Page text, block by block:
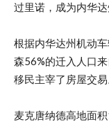
过里诺，成为内华达
根据内华达州机动
森56%的迁入人口
移民主宰了房屋交易
麦克唐纳德高地面